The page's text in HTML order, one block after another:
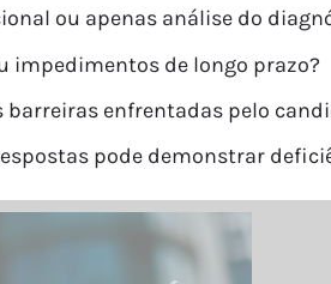
ou apenas análise do
impedimentos de longo prazo?
barreiras enfrentadas pelo
pode demonstrar